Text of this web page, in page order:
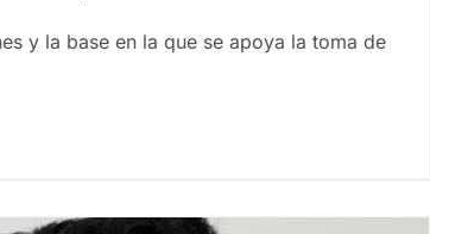
y la base en la que se apoya la toma de